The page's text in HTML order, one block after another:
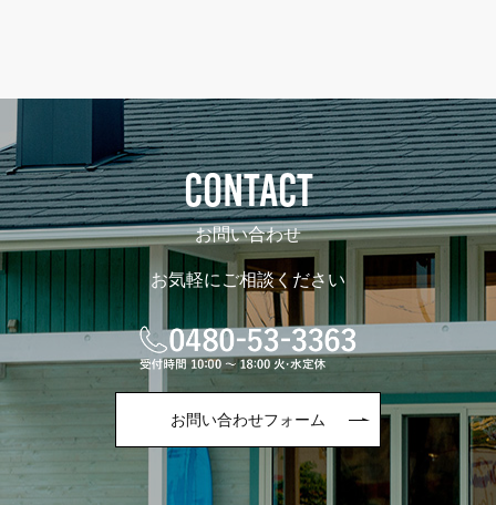
CONTACT
お問い合わせ
お気軽にご相談ください
お問い合わせフォーム